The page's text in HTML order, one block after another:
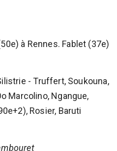
à Rennes. Fablet (37e)
- Truffert, Soukouna,
Marcolino, Ngangue,
Rosier, Baruti